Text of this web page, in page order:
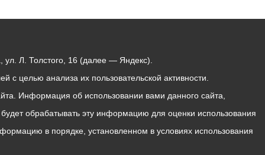
Л. Толстого, 16 (далее — Яндекс).
целью анализа их пользовательской активности.
Информация об использовании вами данного сайта,
обрабатывать эту информацию для оценки использования
в порядке, установленном в условиях использования